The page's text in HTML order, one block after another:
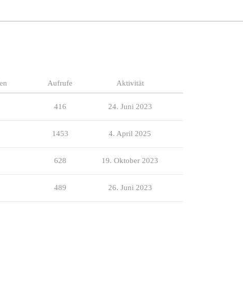
Aufrufe Aktivität
416 24. Juni 2023
1453 4. April 2025
628 19. Oktober 2023
489 26. Juni 2023